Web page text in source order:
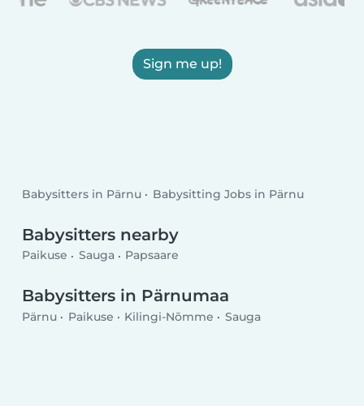
Sign me up!
Babysitters in Pärnu Babysitting Jobs in Pärnu
Babysitters nearby
Paikuse Sauga Papsaare
Babysitters in Pärnumaa
Pärnu Paikuse Kilingi-Nõmme Sauga